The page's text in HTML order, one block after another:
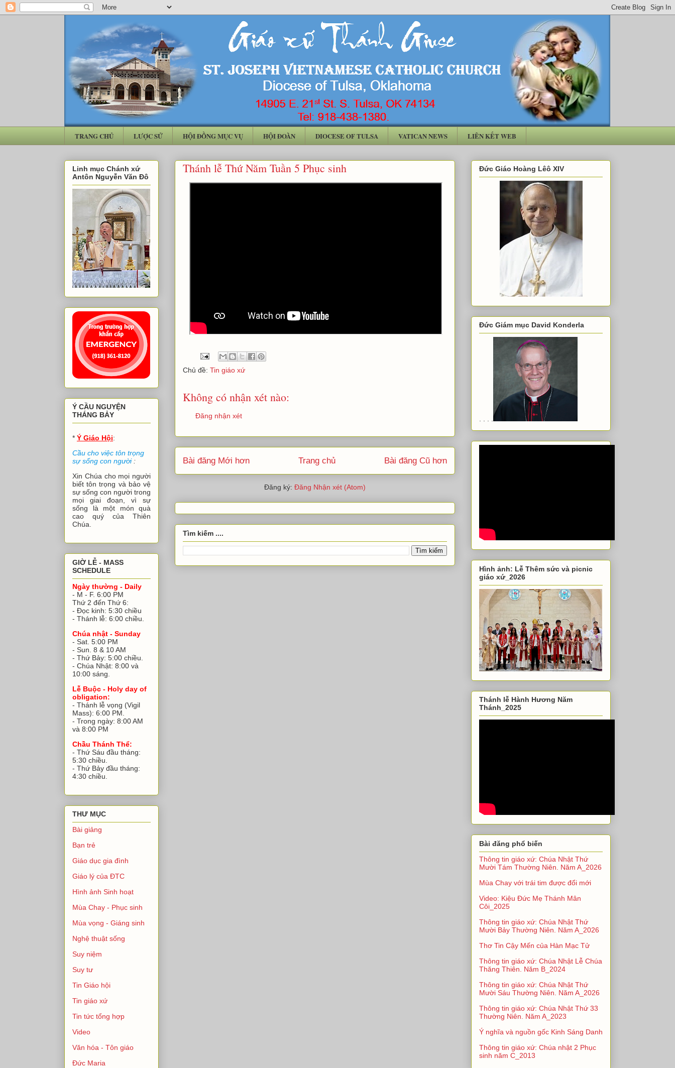
TRANG CHỦ LƯỢC SỬ HỘI ĐỒNG MỤC VỤ HỘI ĐOÀN DIOCESE OF TULSA VATICAN NEWS LIÊN KẾT WEB
Thánh lễ Thứ Năm Tuần 5 Phục sinh
Chủ đề: Tin giáo xứ
Không có nhận xét nào:
Đăng nhận xét
Bài đăng Mới hơn Bài đăng Cũ hơn
Trang chủ
Đăng ký: Đăng Nhận xét (Atom)
Tìm kiếm ....
Linh mục Chánh xứ
Antôn Nguyễn Văn Đô
Ý CẦU NGUYỆN
THÁNG BẢY
* Ý Giáo Hội:
Cầu cho việc tôn trọng
sự sống con người:
Xin Chúa cho mọi người
biết tôn trọng và bảo vệ
sự sống con người trong
mọi giai đoạn, vì sự
sống là một món quà
cao quý của Thiên
Chúa.
GIỜ LỄ - MASS
SCHEDULE
Ngày thường - Daily
- M - F. 6:00 PM
Thứ 2 đến Thứ 6:
- Đọc kinh: 5:30 chiều
- Thánh lễ: 6:00 chiều.
Chúa nhật - Sunday
- Sat. 5:00 PM
- Sun. 8 & 10 AM
- Thứ Bảy: 5:00 chiều.
- Chúa Nhật: 8:00 và
10:00 sáng.
Lễ Buộc - Holy day of
obligation:
- Thánh lễ vọng (Vigil
Mass): 6:00 PM.
- Trong ngày: 8:00 AM
và 8:00 PM
Chầu Thánh Thể:
- Thứ Sáu đầu tháng:
5:30 chiều.
- Thứ Bảy đầu tháng:
4:30 chiều.
THƯ MỤC
Bài giảng
Bạn trẻ
Giáo dục gia đình
Giáo lý của ĐTC
Hình ảnh Sinh hoạt
Mùa Chay - Phục sinh
Mùa vọng - Giáng sinh
Nghệ thuật sống
Suy niệm
Suy tư
Tin Giáo hội
Tin giáo xứ
Tin tức tổng hợp
Video
Văn hóa - Tôn giáo
Đức Maria
Đức Giáo Hoàng Lêô XIV
Đức Giám mục David Konderla
. . . .
Hình ảnh: Lễ Thêm sức và picnic
giáo xứ_2026
Thánh lễ Hành Hương Năm
Thánh_2025
Bài đăng phổ biến
Thông tin giáo xứ: Chúa Nhật Thứ
Mười Tám Thường Niên. Năm A_2026
Mùa Chay với trái tim được đổi mới
Video: Kiệu Đức Mẹ Thánh Mân
Côi_2025
Thông tin giáo xứ: Chúa Nhật Thứ
Mười Bảy Thường Niên. Năm A_2026
Thơ Tin Cậy Mến của Hàn Mạc Tử
Thông tin giáo xứ: Chúa Nhật Lễ Chúa
Thăng Thiên. Năm B_2024
Thông tin giáo xứ: Chúa Nhật Thứ
Mười Sáu Thường Niên. Năm A_2026
Thông tin giáo xứ: Chúa Nhật Thứ 33
Thường Niên. Năm A_2023
Ý nghĩa và nguồn gốc Kinh Sáng Danh
Thông tin giáo xứ: Chúa nhật 2 Phục
sinh năm C_2013